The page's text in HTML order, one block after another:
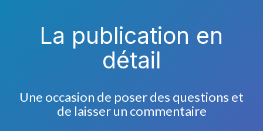
La publication en
détail
Une occasion de poser des questions et
de laisser un commentaire